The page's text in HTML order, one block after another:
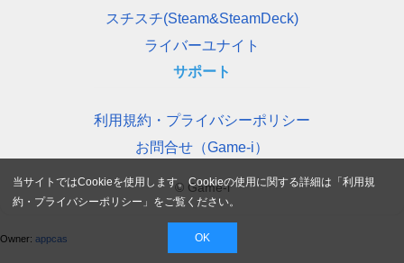
スチスチ(Steam&SteamDeck)
ライバーユナイト
サポート
利用規約・プライバシーポリシー
お問合せ（Game-i）
© Game-i
Owner: appcas
当サイトではCookieを使用します。Cookieの使用に関する詳細は「利用規
約・プライバシーポリシー 」をご覧ください。
OK